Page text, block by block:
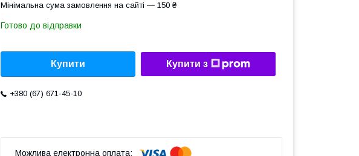
Мінімальна сума замовлення на сайті — 150 ₴
Готово до відправки
Купити Купити з
+380 (67) 671-45-10